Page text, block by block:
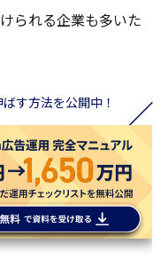
られる企業も多いた
す方法を公開中！